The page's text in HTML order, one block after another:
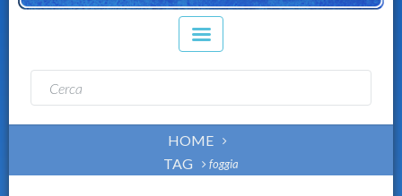
HOME
TAG
foggia